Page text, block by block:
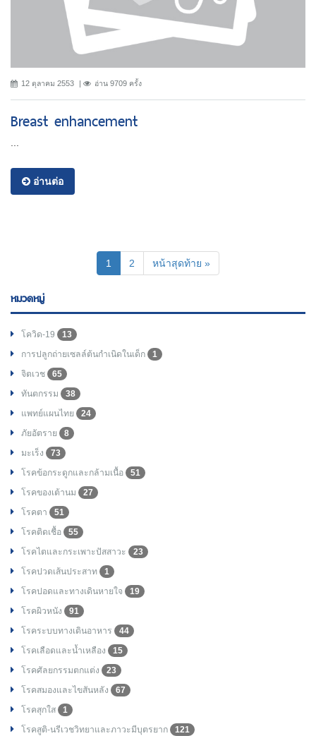
12 ตุลาคม 2553 อ่าน 9709 ครั้ง
Breast enhancement
อ่านต่อ
1 (current)
2 หน้าสุดท้าย »
หมวดหมู่
โควิด-19
13
การปลูกถ่ายเซลล์ต้นกำเนิดในเด็ก
1
จิตเวช
65
ทันตกรรม
38
แพทย์แผนไทย
24
ภัยอัตราย
8
มะเร็ง
73
โรคข้อกระดูกและกล้ามเนื้อ
51
โรคของเต้านม
27
โรคตา
51
โรคติดเชื้อ
55
โรคไตและกระเพาะปัสสาวะ
23
โรคปวดเส้นประสาท
1
โรคปอดและทางเดินหายใจ
19
โรคผิวหนัง
91
โรคระบบทางเดินอาหาร
44
โรคเลือดและน้ำเหลือง
15
โรคศัลยกรรมตกแต่ง
23
โรคสมองและไขสันหลัง
67
โรคสุกใส
1
โรคสูติ-นรีเวชวิทยาและภาวะมีบุตรยาก
121